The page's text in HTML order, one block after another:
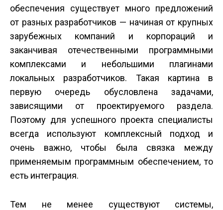
обеспечения существует много предложений
от разных разработчиков — начиная от крупных
зарубежных компаний и корпораций и
заканчивая отечественными программными
комплексами и небольшими плагинами
локальных разработчиков. Такая картина в
первую очередь обусловлена задачами,
зависящими от проектируемого раздела.
Поэтому для успешного проекта специалисты
всегда используют комплексный подход и
очень важно, чтобы была связка между
применяемым программным обеспечением, то
есть интеграция.
Тем не менее существуют системы,